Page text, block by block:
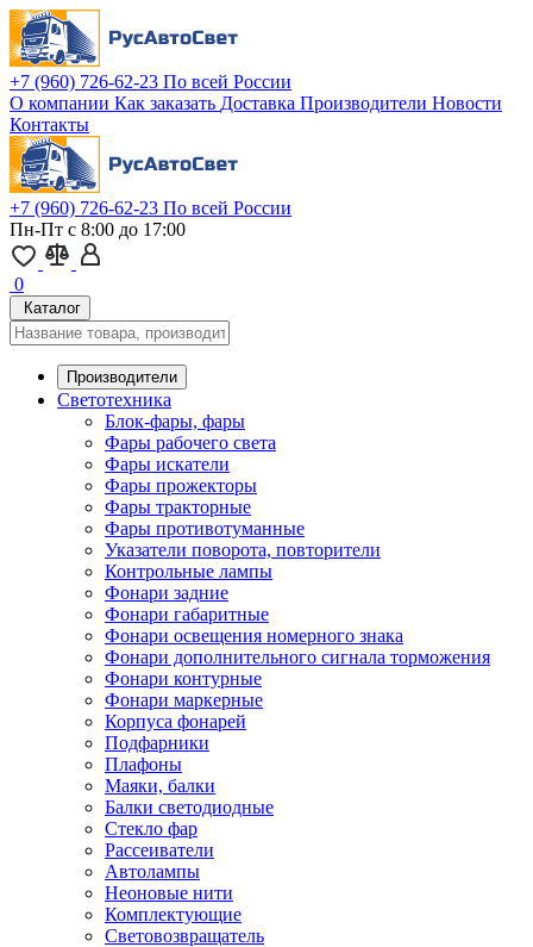
+7 (960) 726-62-23 По всей России
О компании Как заказать Доставка Производители Новости
Контакты
+7 (960) 726-62-23 По всей России
Пн-Пт с 8:00 до 17:00
0
Каталог
Производители
Светотехника
Блок-фары, фары
Фары рабочего света
Фары искатели
Фары прожекторы
Фары тракторные
Фары противотуманные
Указатели поворота, повторители
Контрольные лампы
Фонари задние
Фонари габаритные
Фонари освещения номерного знака
Фонари дополнительного сигнала торможения
Фонари контурные
Фонари маркерные
Корпуса фонарей
Подфарники
Плафоны
Маяки, балки
Балки светодиодные
Стекло фар
Рассеиватели
Автолампы
Неоновые нити
Комплектующие
Световозвращатель